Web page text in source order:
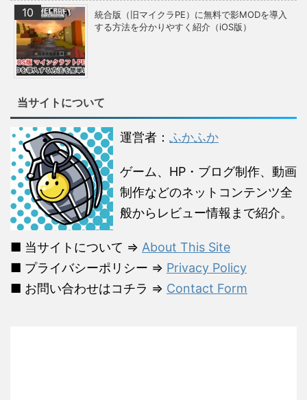
統合版（旧マイクラPE）に無料で影MODを導入
する方法を分かりやすく紹介（iOS版）
当サイトについて
運営者： ふかふか
ゲーム、HP・ブログ制作、動画
制作などのネットコンテンツ全
般からレビュー情報まで紹介。
■ 当サイトについて ⇒ About This Site
■ プライバシーポリシー ⇒ Privacy Policy
■ お問い合わせはコチラ ⇒ Contact Form